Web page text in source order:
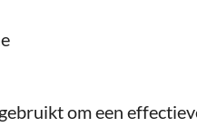
om een